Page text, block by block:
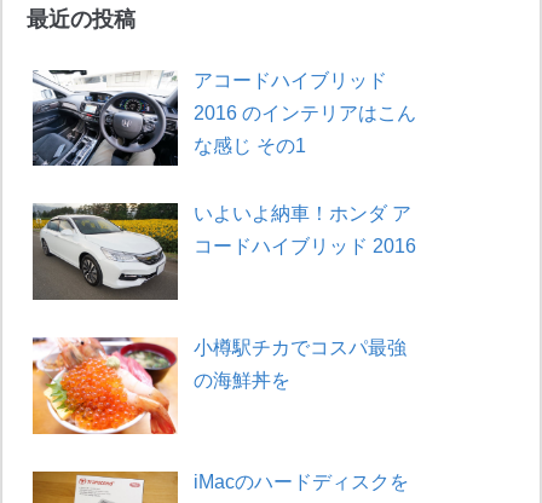
最近の投稿
アコードハイブリッド
2016 のインテリアはこん
な感じ その1
いよいよ納車！ホンダ ア
コードハイブリッド 2016
小樽駅チカでコスパ最強
の海鮮丼を
iMacのハードディスクを